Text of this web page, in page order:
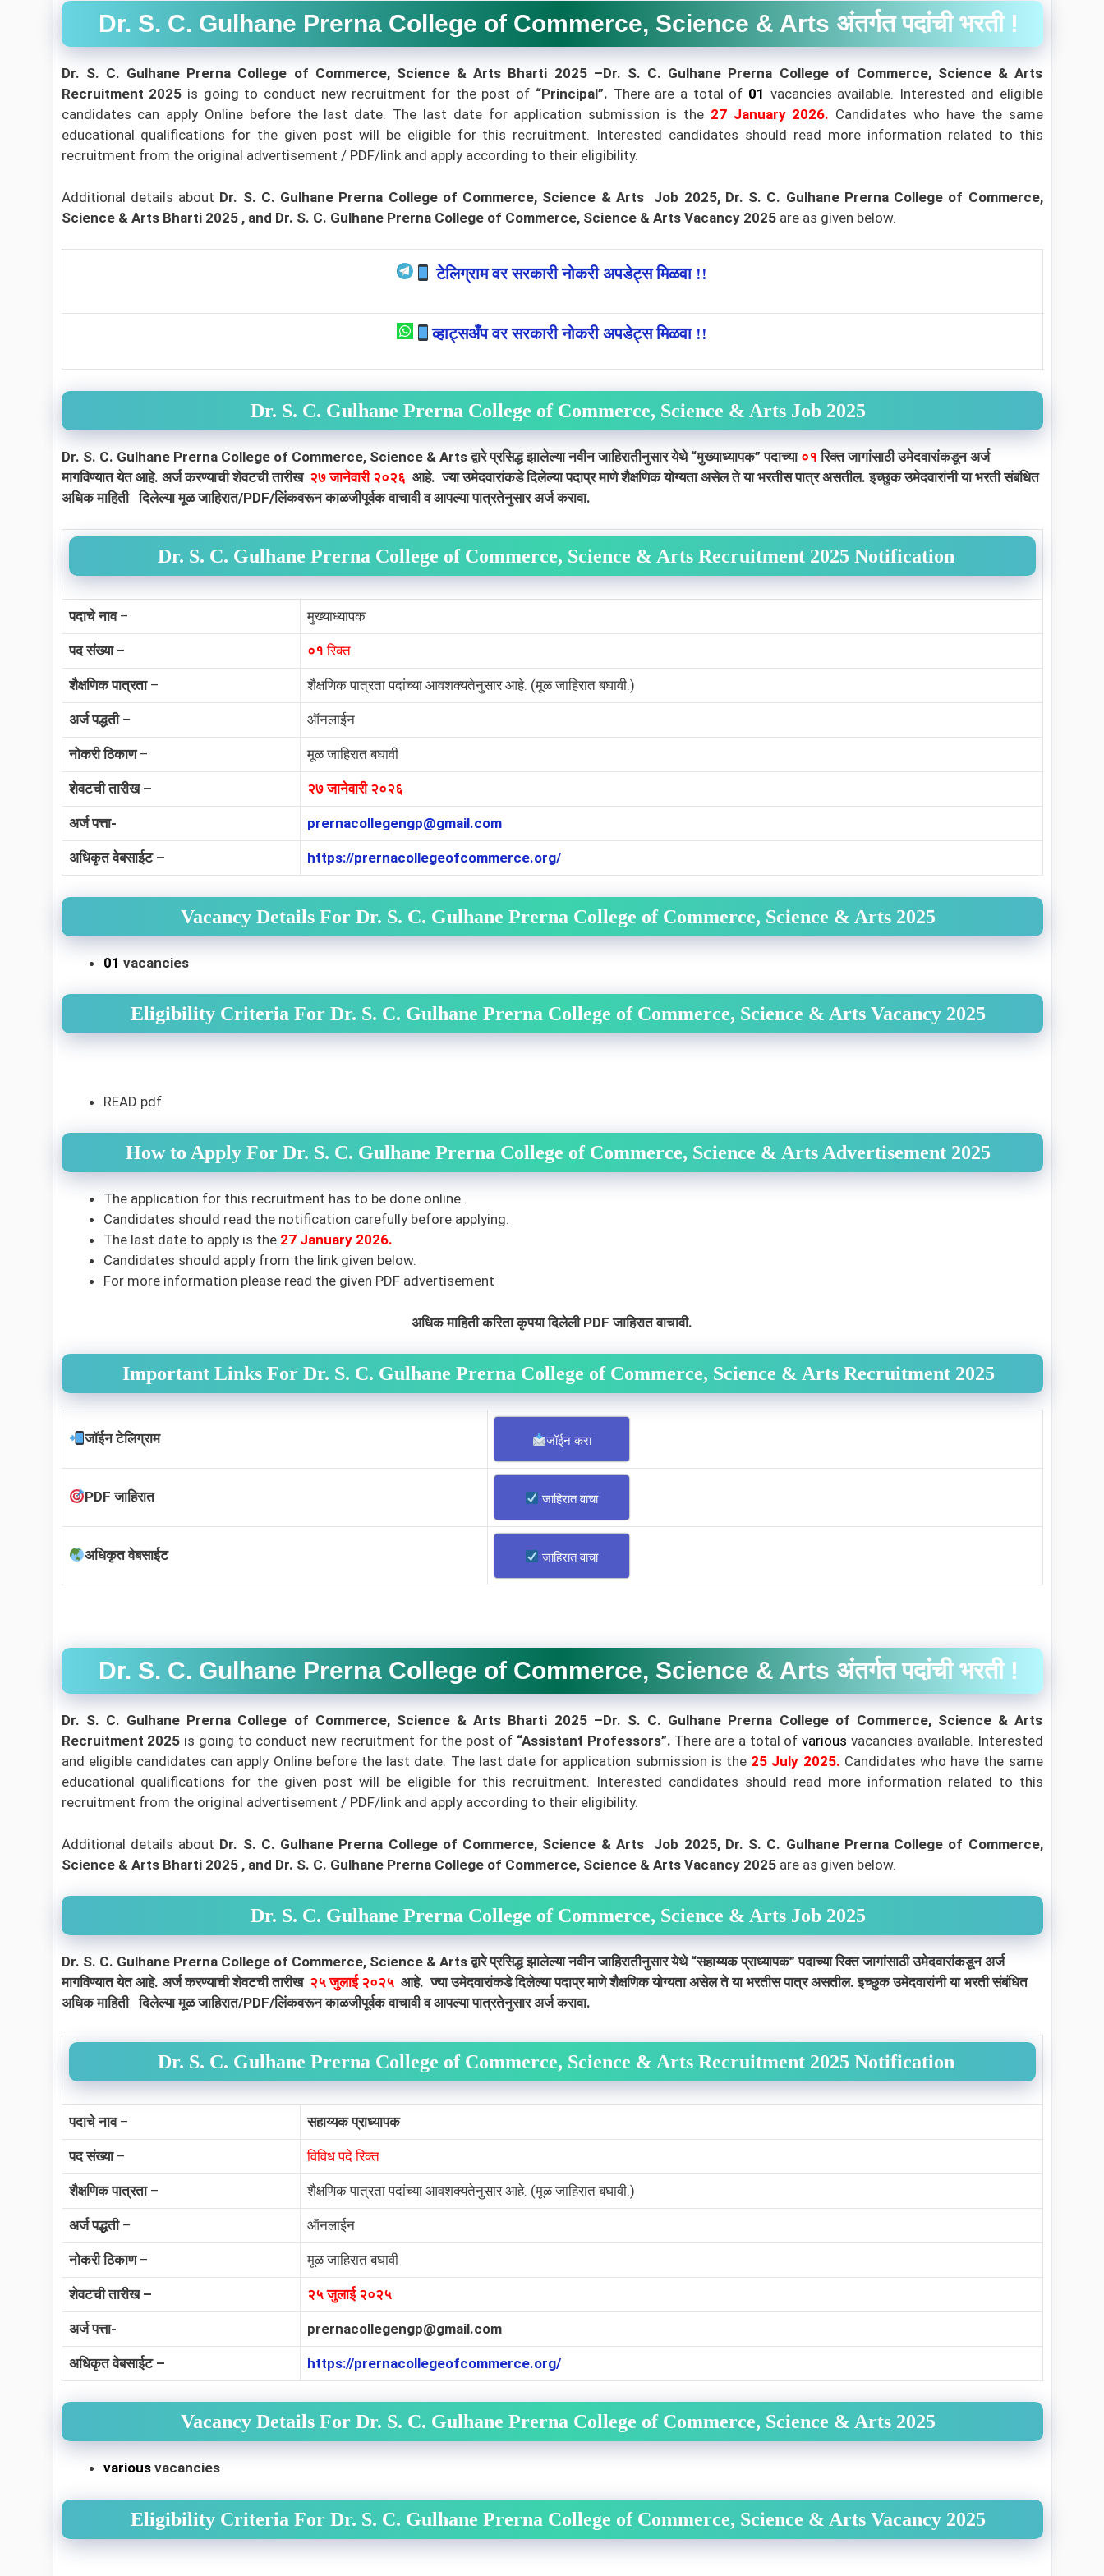
Dr. S. C. Gulhane Prerna College of Commerce, Science & Arts अंतर्गत पदांची भरती !
Dr. S. C. Gulhane Prerna College of Commerce, Science & Arts Bharti 2025 –Dr. S. C. Gulhane Prerna College of Commerce, Science & Arts
Recruitment 2025 is going to conduct new recruitment for the post of “Principal”. There are a total of 01 vacancies available. Interested and eligible
candidates can apply Online before the last date. The last date for application submission is the27 January 2026. Candidates who have the same
educational qualifications for the given post will be eligible for this recruitment. Interested candidates should read more information related to this
recruitment from the original advertisement / PDF/link and apply according to their eligibility.
Additional details about Dr. S. C. Gulhane Prerna College of Commerce, Science & Arts Job 2025, Dr. S. C. Gulhane Prerna College of Commerce,
Science & Arts Bharti 2025 , and Dr. S. C. Gulhane Prerna College of Commerce, Science & Arts Vacancy 2025 are as given below.
टेलिग्राम वर सरकारी नोकरी अपडेट्स मिळवा !!
व्हाट्सअँप वर सरकारी नोकरी अपडेट्स मिळवा !!
Dr. S. C. Gulhane Prerna College of Commerce, Science & Arts Job 2025
Dr. S. C. Gulhane Prerna College of Commerce, Science & Arts द्वारे प्रसिद्ध झालेल्या नवीन जाहिरातीनुसार येथे “मुख्याध्यापक”पदाच्या ०१ रिक्त जागांसाठी उमेदवारांकडून अर्ज
मागविण्यात येत आहे. अर्ज करण्याची शेवटची तारीख २७ जानेवारी २०२६ आहे. ज्या उमेदवारांकडे दिलेल्या पदाप्र माणे शैक्षणिक योग्यता असेल ते या भरतीस पात्र असतील. इच्छुक उमेदवारांनी या भरती संबंधित
अधिक माहिती दिलेल्या मूळ जाहिरात/PDF/लिंकवरून काळजीपूर्वक वाचावी व आपल्या पात्रतेनुसार अर्ज करावा.
Dr. S. C. Gulhane Prerna College of Commerce, Science & Arts Recruitment 2025 Notification
पदाचे नाव– मुख्याध्यापक
पद संख्या– ०१ रिक्त
शैक्षणिक पात्रता– शैक्षणिक पात्रता पदांच्या आवशक्यतेनुसार आहे. (मूळ जाहिरात बघावी.)
अर्ज पद्धती– ऑनलाईन
नोकरी ठिकाण– मूळ जाहिरात बघावी
शेवटची तारीख – २७ जानेवारी २०२६
अर्ज पत्ता- prernacollegengp@gmail.com
अधिकृत वेबसाईट – https://prernacollegeofcommerce.org/
Vacancy Details For Dr. S. C. Gulhane Prerna College of Commerce, Science & Arts 2025
01 vacancies
Eligibility Criteria For Dr. S. C. Gulhane Prerna College of Commerce, Science & Arts Vacancy 2025
READ pdf
How to Apply For Dr. S. C. Gulhane Prerna College of Commerce, Science & Arts Advertisement 2025
The application for this recruitment has to be done online .
Candidates should read the notification carefully before applying.
The last date to apply is the27 January 2026.
Candidates should apply from the link given below.
For more information please read the given PDF advertisement
अधिक माहिती करिता कृपया दिलेली PDF जाहिरात वाचावी.
Important Links For Dr. S. C. Gulhane Prerna College of Commerce, Science & Arts Recruitment 2025
जॉईन टेलिग्राम जॉईन करा
PDF जाहिरात जाहिरात वाचा
अधिकृत वेबसाईट जाहिरात वाचा
Dr. S. C. Gulhane Prerna College of Commerce, Science & Arts अंतर्गत पदांची भरती !
Dr. S. C. Gulhane Prerna College of Commerce, Science & Arts Bharti 2025 –Dr. S. C. Gulhane Prerna College of Commerce, Science & Arts
Recruitment 2025 is going to conduct new recruitment for the post of “Assistant Professors”. There are a total of various vacancies available. Interested
and eligible candidates can apply Online before the last date. The last date for application submission is the25 July 2025. Candidates who have the same
educational qualifications for the given post will be eligible for this recruitment. Interested candidates should read more information related to this
recruitment from the original advertisement / PDF/link and apply according to their eligibility.
Additional details about Dr. S. C. Gulhane Prerna College of Commerce, Science & Arts Job 2025, Dr. S. C. Gulhane Prerna College of Commerce,
Science & Arts Bharti 2025 , and Dr. S. C. Gulhane Prerna College of Commerce, Science & Arts Vacancy 2025 are as given below.
Dr. S. C. Gulhane Prerna College of Commerce, Science & Arts Job 2025
Dr. S. C. Gulhane Prerna College of Commerce, Science & Arts द्वारे प्रसिद्ध झालेल्या नवीन जाहिरातीनुसार येथे “सहाय्यक प्राध्यापक”पदाच्या रिक्त जागांसाठी उमेदवारांकडून अर्ज
मागविण्यात येत आहे. अर्ज करण्याची शेवटची तारीख २५ जुलाई २०२५ आहे. ज्या उमेदवारांकडे दिलेल्या पदाप्र माणे शैक्षणिक योग्यता असेल ते या भरतीस पात्र असतील. इच्छुक उमेदवारांनी या भरती संबंधित
अधिक माहिती दिलेल्या मूळ जाहिरात/PDF/लिंकवरून काळजीपूर्वक वाचावी व आपल्या पात्रतेनुसार अर्ज करावा.
Dr. S. C. Gulhane Prerna College of Commerce, Science & Arts Recruitment 2025 Notification
पदाचे नाव– सहाय्यक प्राध्यापक
पद संख्या– विविध पदे रिक्त
शैक्षणिक पात्रता– शैक्षणिक पात्रता पदांच्या आवशक्यतेनुसार आहे. (मूळ जाहिरात बघावी.)
अर्ज पद्धती– ऑनलाईन
नोकरी ठिकाण– मूळ जाहिरात बघावी
शेवटची तारीख – २५ जुलाई २०२५
अर्ज पत्ता- prernacollegengp@gmail.com
अधिकृत वेबसाईट – https://prernacollegeofcommerce.org/
Vacancy Details For Dr. S. C. Gulhane Prerna College of Commerce, Science & Arts 2025
various vacancies
Eligibility Criteria For Dr. S. C. Gulhane Prerna College of Commerce, Science & Arts Vacancy 2025